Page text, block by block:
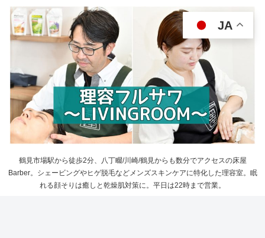
鶴見市場駅から徒歩2分、八丁畷/川崎/鶴見からも数分でアクセスの床屋
Barber。シェービングやヒゲ脱毛などメンズスキンケアに特化した理容室。眠
れる顔そりは癒しと乾燥肌対策に。平日は22時まで営業。
JA